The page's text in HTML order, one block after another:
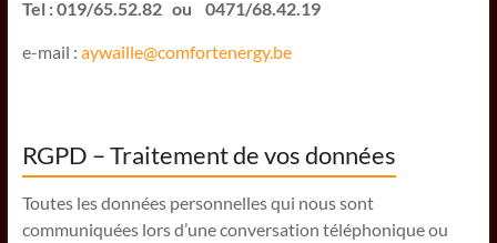
Tel : 019/65.52.82 ou 0471/68.42.19
e-mail : aywaille@comfortenergy.be
RGPD – Traitement de vos données
Toutes les données personnelles qui nous sont
communiquées lors d’une conversation téléphonique ou